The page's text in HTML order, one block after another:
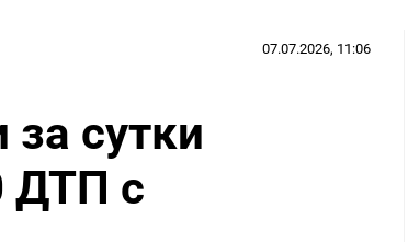
07.07.2026, 11:06
сутки
ДТП с